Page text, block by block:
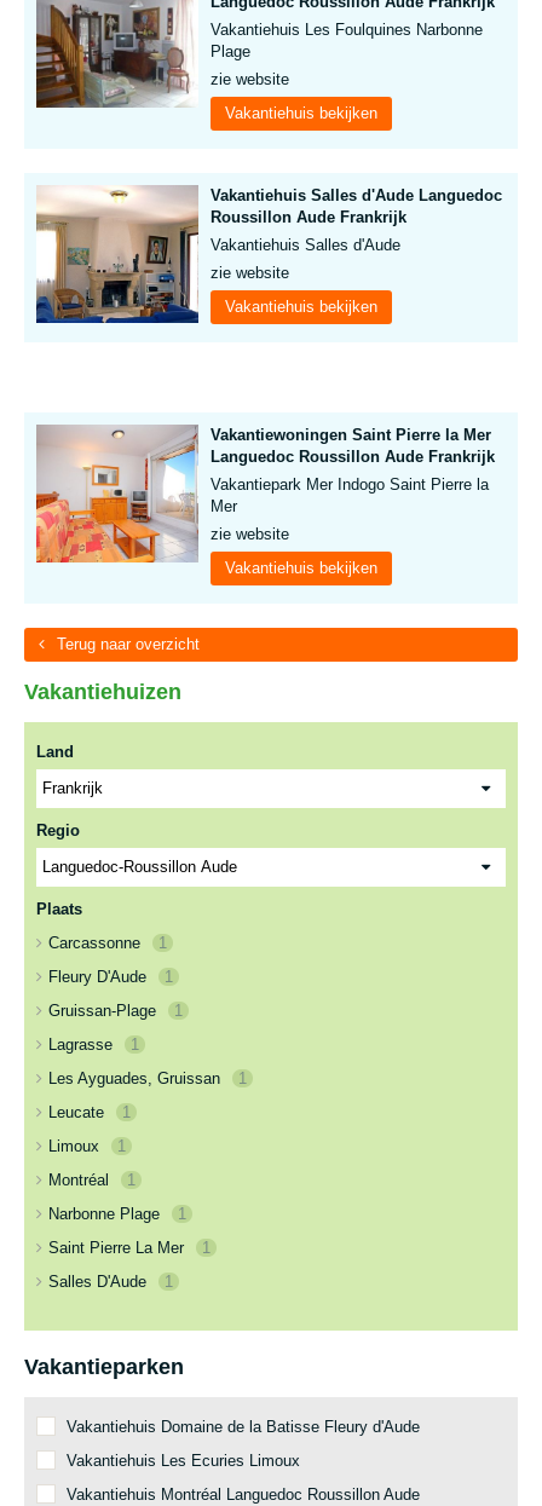
Vakantiehuis Les Foulquines Narbonne
Plage
zie website
Vakantiehuis bekijken
Vakantiehuis Salles d'Aude Languedoc
Roussillon Aude Frankrijk
Vakantiehuis Salles d'Aude
zie website
Vakantiehuis bekijken
Vakantiewoningen Saint Pierre la Mer
Languedoc Roussillon Aude Frankrijk
Vakantiepark Mer Indogo Saint Pierre la
Mer
zie website
Vakantiehuis bekijken
Terug naar overzicht
Vakantiehuizen
Land
Regio
Plaats
Carcassonne
1
Fleury D'Aude
1
Gruissan-Plage
1
Lagrasse
1
Les Ayguades, Gruissan
1
Leucate
1
Limoux
1
Montréal
1
Narbonne Plage
1
Saint Pierre La Mer
1
Salles D'Aude
1
Vakantieparken
Vakantiehuis Domaine de la Batisse Fleury d'Aude
Vakantiehuis Les Ecuries Limoux
Vakantiehuis Montréal Languedoc Roussillon Aude